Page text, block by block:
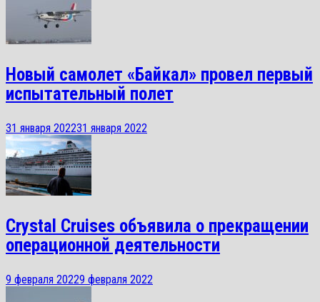
Новый самолет «Байкал» провел первый
испытательный полет
31 января 202231 января 2022
Crystal Cruises объявила о прекращении
операционной деятельности
9 февраля 20229 февраля 2022